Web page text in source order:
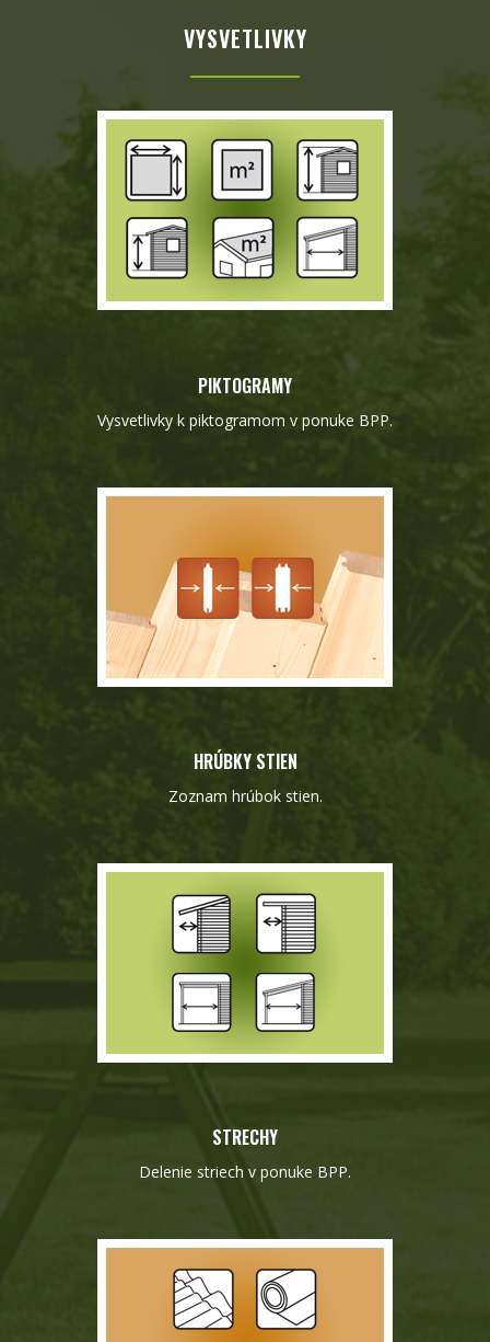
VYSVETLIVKY
PIKTOGRAMY
Vysvetlivky k piktogramom v ponuke BPP.
HRÚBKY STIEN
Zoznam hrúbok stien.
STRECHY
Delenie striech v ponuke BPP.